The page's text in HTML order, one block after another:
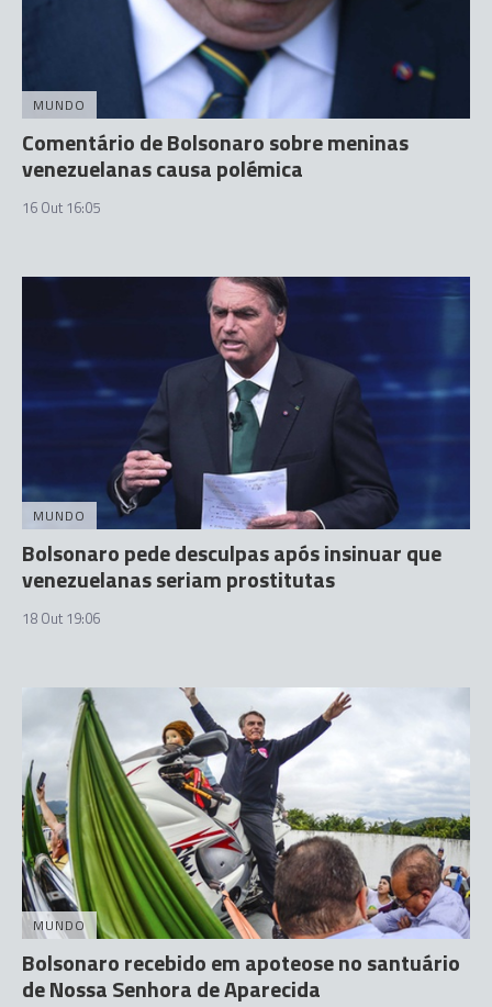
MUNDO
Comentário de Bolsonaro sobre meninas
venezuelanas causa polémica
16 Out 16:05
MUNDO
Bolsonaro pede desculpas após insinuar que
venezuelanas seriam prostitutas
18 Out 19:06
MUNDO
Bolsonaro recebido em apoteose no santuário
de Nossa Senhora de Aparecida